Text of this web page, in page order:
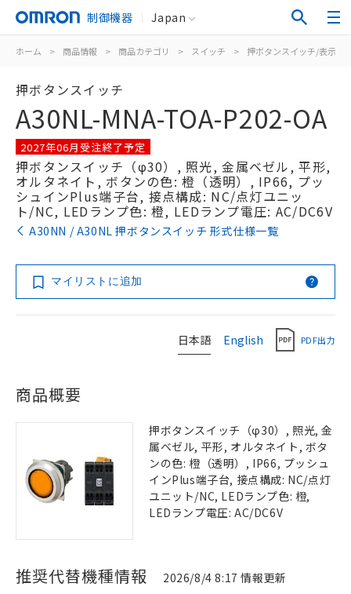
制御機器 Japan
ホーム > 商品情報 > 商品カテゴリ > スイッチ > 押ボタンスイッチ/表示灯
押ボタンスイッチ
A30NL-MNA-TOA-P202-OA
2027年06月受注終了予定
押ボタンスイッチ（φ30）, 照光, 金属ベゼル, 平形,
オルタネイト, ボタンの色: 橙（透明）, IP66, プッ
シュインPlus端子台, 接点構成: NC/点灯ユニッ
ト/NC, LEDランプ色: 橙, LEDランプ電圧: AC/DC6V
A30NN / A30NL 押ボタンスイッチ 形式仕様一覧
マイリストに追加
日本語 English PDF出力
商品概要
押ボタンスイッチ（φ30）, 照光, 金
属ベゼル, 平形, オルタネイト, ボタ
ンの色: 橙（透明）, IP66, プッシュ
インPlus端子台, 接点構成: NC/点灯
ユニット/NC, LEDランプ色: 橙,
LEDランプ電圧: AC/DC6V
推奨代替機種情報 2026/8/4 8:17 情報更新